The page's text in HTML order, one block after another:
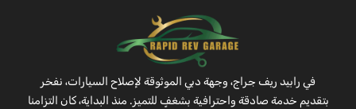
في رابيد ريف جراج، وجهة دبي الموثوقة لإصلاح السيارات، نفخر
بتقديم خدمة صادقة واحترافية بشغفٍ للتميز. منذ البداية، كان التزامنا